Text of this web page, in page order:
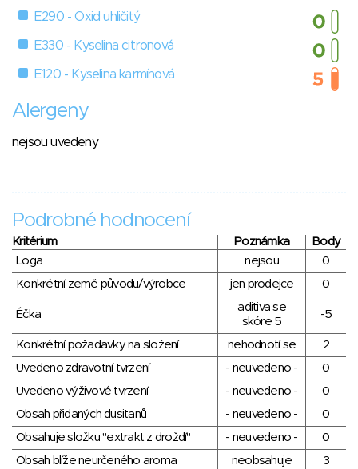
E290 - Oxid uhličitý
E330 - Kyselina citronová
E120 - Kyselina karmínová
Alergeny
nejsou uvedeny
Podrobné hodnocení
Kritérium Poznámka
Body
Loga
nejsou
0
Konkrétní země původu/výrobce
jen prodejce 0
Éčka
aditiva se
skóre 5
-5
Konkrétní požadavky na složení nehodnotí se
2
Uvedeno zdravotní tvrzení
- neuvedeno -
0
Uvedeno výživové tvrzení
- neuvedeno -
0
Obsah přidaných dusitanů
- neuvedeno -
0
Obsahuje složku "extrakt z droždí"
- neuvedeno -
0
Obsah blíže neurčeného aroma
neobsahuje
3